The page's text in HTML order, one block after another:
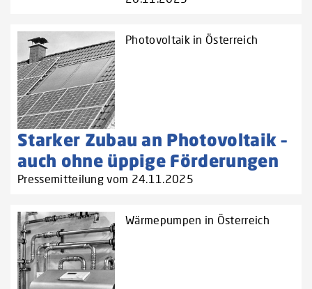
Photovoltaik in Österreich
Starker Zubau an Photovoltaik –
auch ohne üppige Förderungen
Pressemitteilung vom 24.11.2025
Wärmepumpen in Österreich